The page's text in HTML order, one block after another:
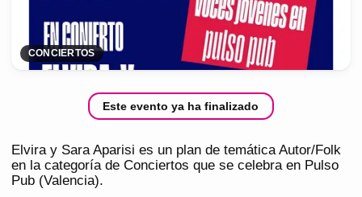
CONCIERTOS
Este evento ya ha finalizado
Elvira y Sara Aparisi es un plan de temática Autor/Folk
en la categoría de Conciertos que se celebra en Pulso
Pub (Valencia).